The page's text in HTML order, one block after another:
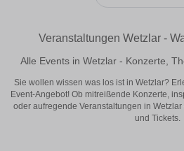
Veranstaltungen Wetzlar -
Alle Events in Wetzlar - Konzerte,
Sie wollen wissen was los ist in Wetzlar?
Event-Angebot! Ob mitreißende Konzerte,
oder aufregende Veranstaltungen in
und Tickets.